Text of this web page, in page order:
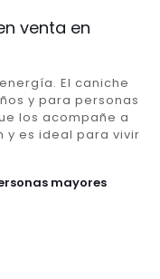
venta en
El caniche
y para personas
los acompañe a
y es ideal para vivir
mayores